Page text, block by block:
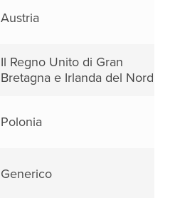
Austria
Il Regno Unito di Gran
Bretagna e Irlanda del Nord
Polonia
Generico